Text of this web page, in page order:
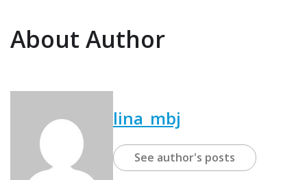
About Author
lina_mbj
See author's posts